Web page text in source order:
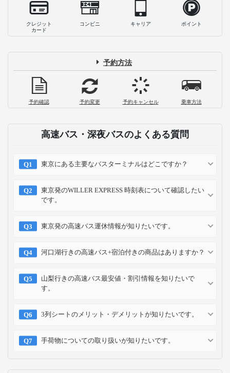
クレジット
カード
コンビニ キャリア ポイント
予約方法
予約確認 予約変更 予約キャンセル 乗車方法
高速バス・深夜バスのよくある質問
東京にある主要なバスターミナルはどこですか？
東京発のWILLER EXPRESS 時刻表について確認したい
です。
東京発の高速バス運休情報が知りたいです。
河口湖行きの高速バス+宿泊付きの商品はありますか？
山梨行きの高速バス最安値・割引情報を知りたいで
す。
3列シートのメリット・デメリットが知りたいです。
手荷物についての取り扱いが知りたいです。